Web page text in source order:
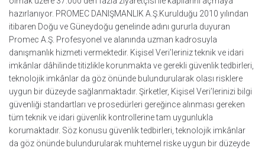
hazırlanıyor. PROMEC DANIŞMANLIK A.Ş.Kurulduğu 2010 yılından
itibaren Doğu ve Güneydoğu genelinde adını gururla duyuran
Promec A.Ş. Profesyonel ve alanında uzman kadrosuyla
danışmanlık hizmeti vermektedir. Kişisel Veri’leriniz teknik ve idari
imkânlar dâhilinde titizlikle korunmakta ve gerekli güvenlik tedbirleri,
teknolojik imkânlar da göz önünde bulundurularak olası risklere
uygun bir düzeyde sağlanmaktadır. Şirketler, Kişisel Veri’lerinizi bilgi
güvenliği standartları ve prosedürleri gereğince alınması gereken
tüm teknik ve idari güvenlik kontrollerine tam uygunlukla
korumaktadır. Söz konusu güvenlik tedbirleri, teknolojik imkânlar
da göz önünde bulundurularak muhtemel riske uygun bir düzeyde